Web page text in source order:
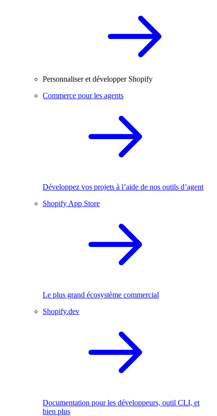
Personnaliser et développer Shopify
Commerce pour les agents
Développez vos projets à l’aide de nos outils d’agent
Shopify App Store
Le plus grand écosystème commercial
Shopify.dev
Documentation pour les développeurs, outil CLI, et
bien plus